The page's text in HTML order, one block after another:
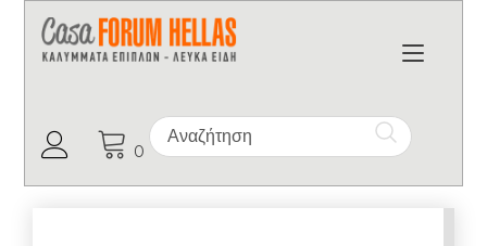
Ο Λογαριασμός μου
0